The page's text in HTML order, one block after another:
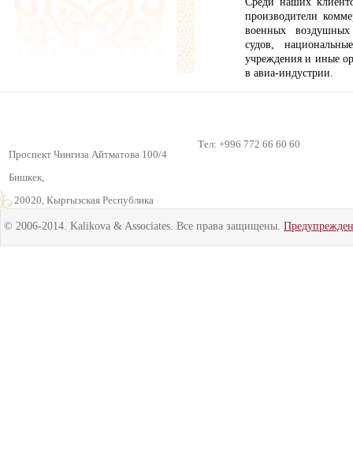
производители
военных
судов,
учреждения и иные
в авиа-индустрии.
Проспект Чингиза Айтматова 100/4
Бишкек,
720020, Кыргызская Республика
Тел: +996 772 66 60 60
© 2006-2014. Kalikova & Associates. Все права защищены.